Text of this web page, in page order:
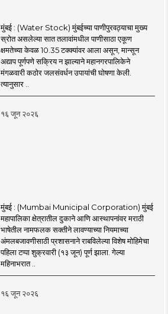
मुंबई : (Water Stock) मुंबईच्या पाणीपुरवठ्याचा मुख्य
स्रोत असलेल्या सात तलावांमधील पाणीसाठा एकूण
क्षमतेच्या केवळ 10.35 टक्क्यांवर आला असून, मान्सून
अद्याप पूर्णपणे सक्रिय न झाल्याने महानगरपालिकेने
मंगळवारी कठोर जलसंवर्धन उपायांची घोषणा केली.
त्यानुसार ..
१६ जून २०२६
मुंबई : (Mumbai Municipal Corporation) मुंबई
महापालिका क्षेत्रातील दुकाने आणि आस्थापनांवर मराठी
भाषेतील नामफलक सक्तीने लावण्याच्या नियमाच्या
अंमलबजावणीसाठी प्रशासनाने राबविलेल्या विशेष मोहिमेचा
पहिला टप्पा शुक्रवारी (१३ जून) पूर्ण झाला. गेल्या
महिनाभरात ..
१६ जून २०२६